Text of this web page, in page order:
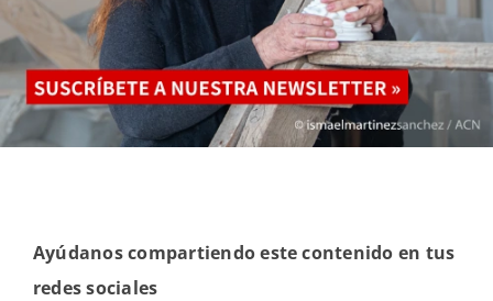
Ayúdanos compartiendo este contenido en tus
redes sociales